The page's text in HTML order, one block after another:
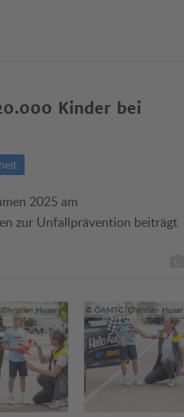
Kinder bei
2025 am
zur Unfallprävention beiträgt
Husar © ÖAMTC/Christian Husar